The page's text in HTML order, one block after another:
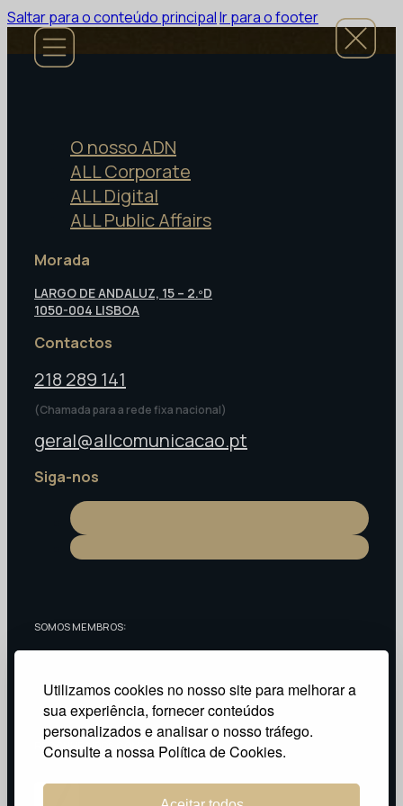
Utilizamos cookies no nosso site para melhorar a
sua experiência, fornecer conteúdos
personalizados e analisar o nosso tráfego.
Consulte a nossa Política de Cookies.
Saltar para o conteúdo principalIr para o footer
O nosso ADN
ALL Corporate
ALL Digital
ALL Public Affairs
Morada
LARGO DE ANDALUZ, 15 – 2.ºD
1050-004 LISBOA
Contactos
218 289 141
(Chamada para a rede fixa nacional)
geral@allcomunicacao.pt
Siga-nos
SOMOS MEMBROS:
RECONHECIDOS COMO: